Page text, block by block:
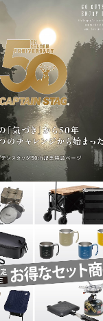
お買い物を